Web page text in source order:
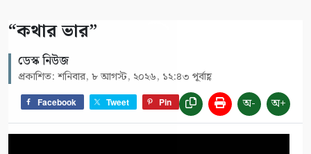
“কথার ভার”
ডেস্ক নিউজ
প্রকাশিত: শনিবার, ৮ আগস্ট, ২০২৬, ১২:৪৩ পূর্বাহ্ণ
Facebook Tweet Pin অ- অ+